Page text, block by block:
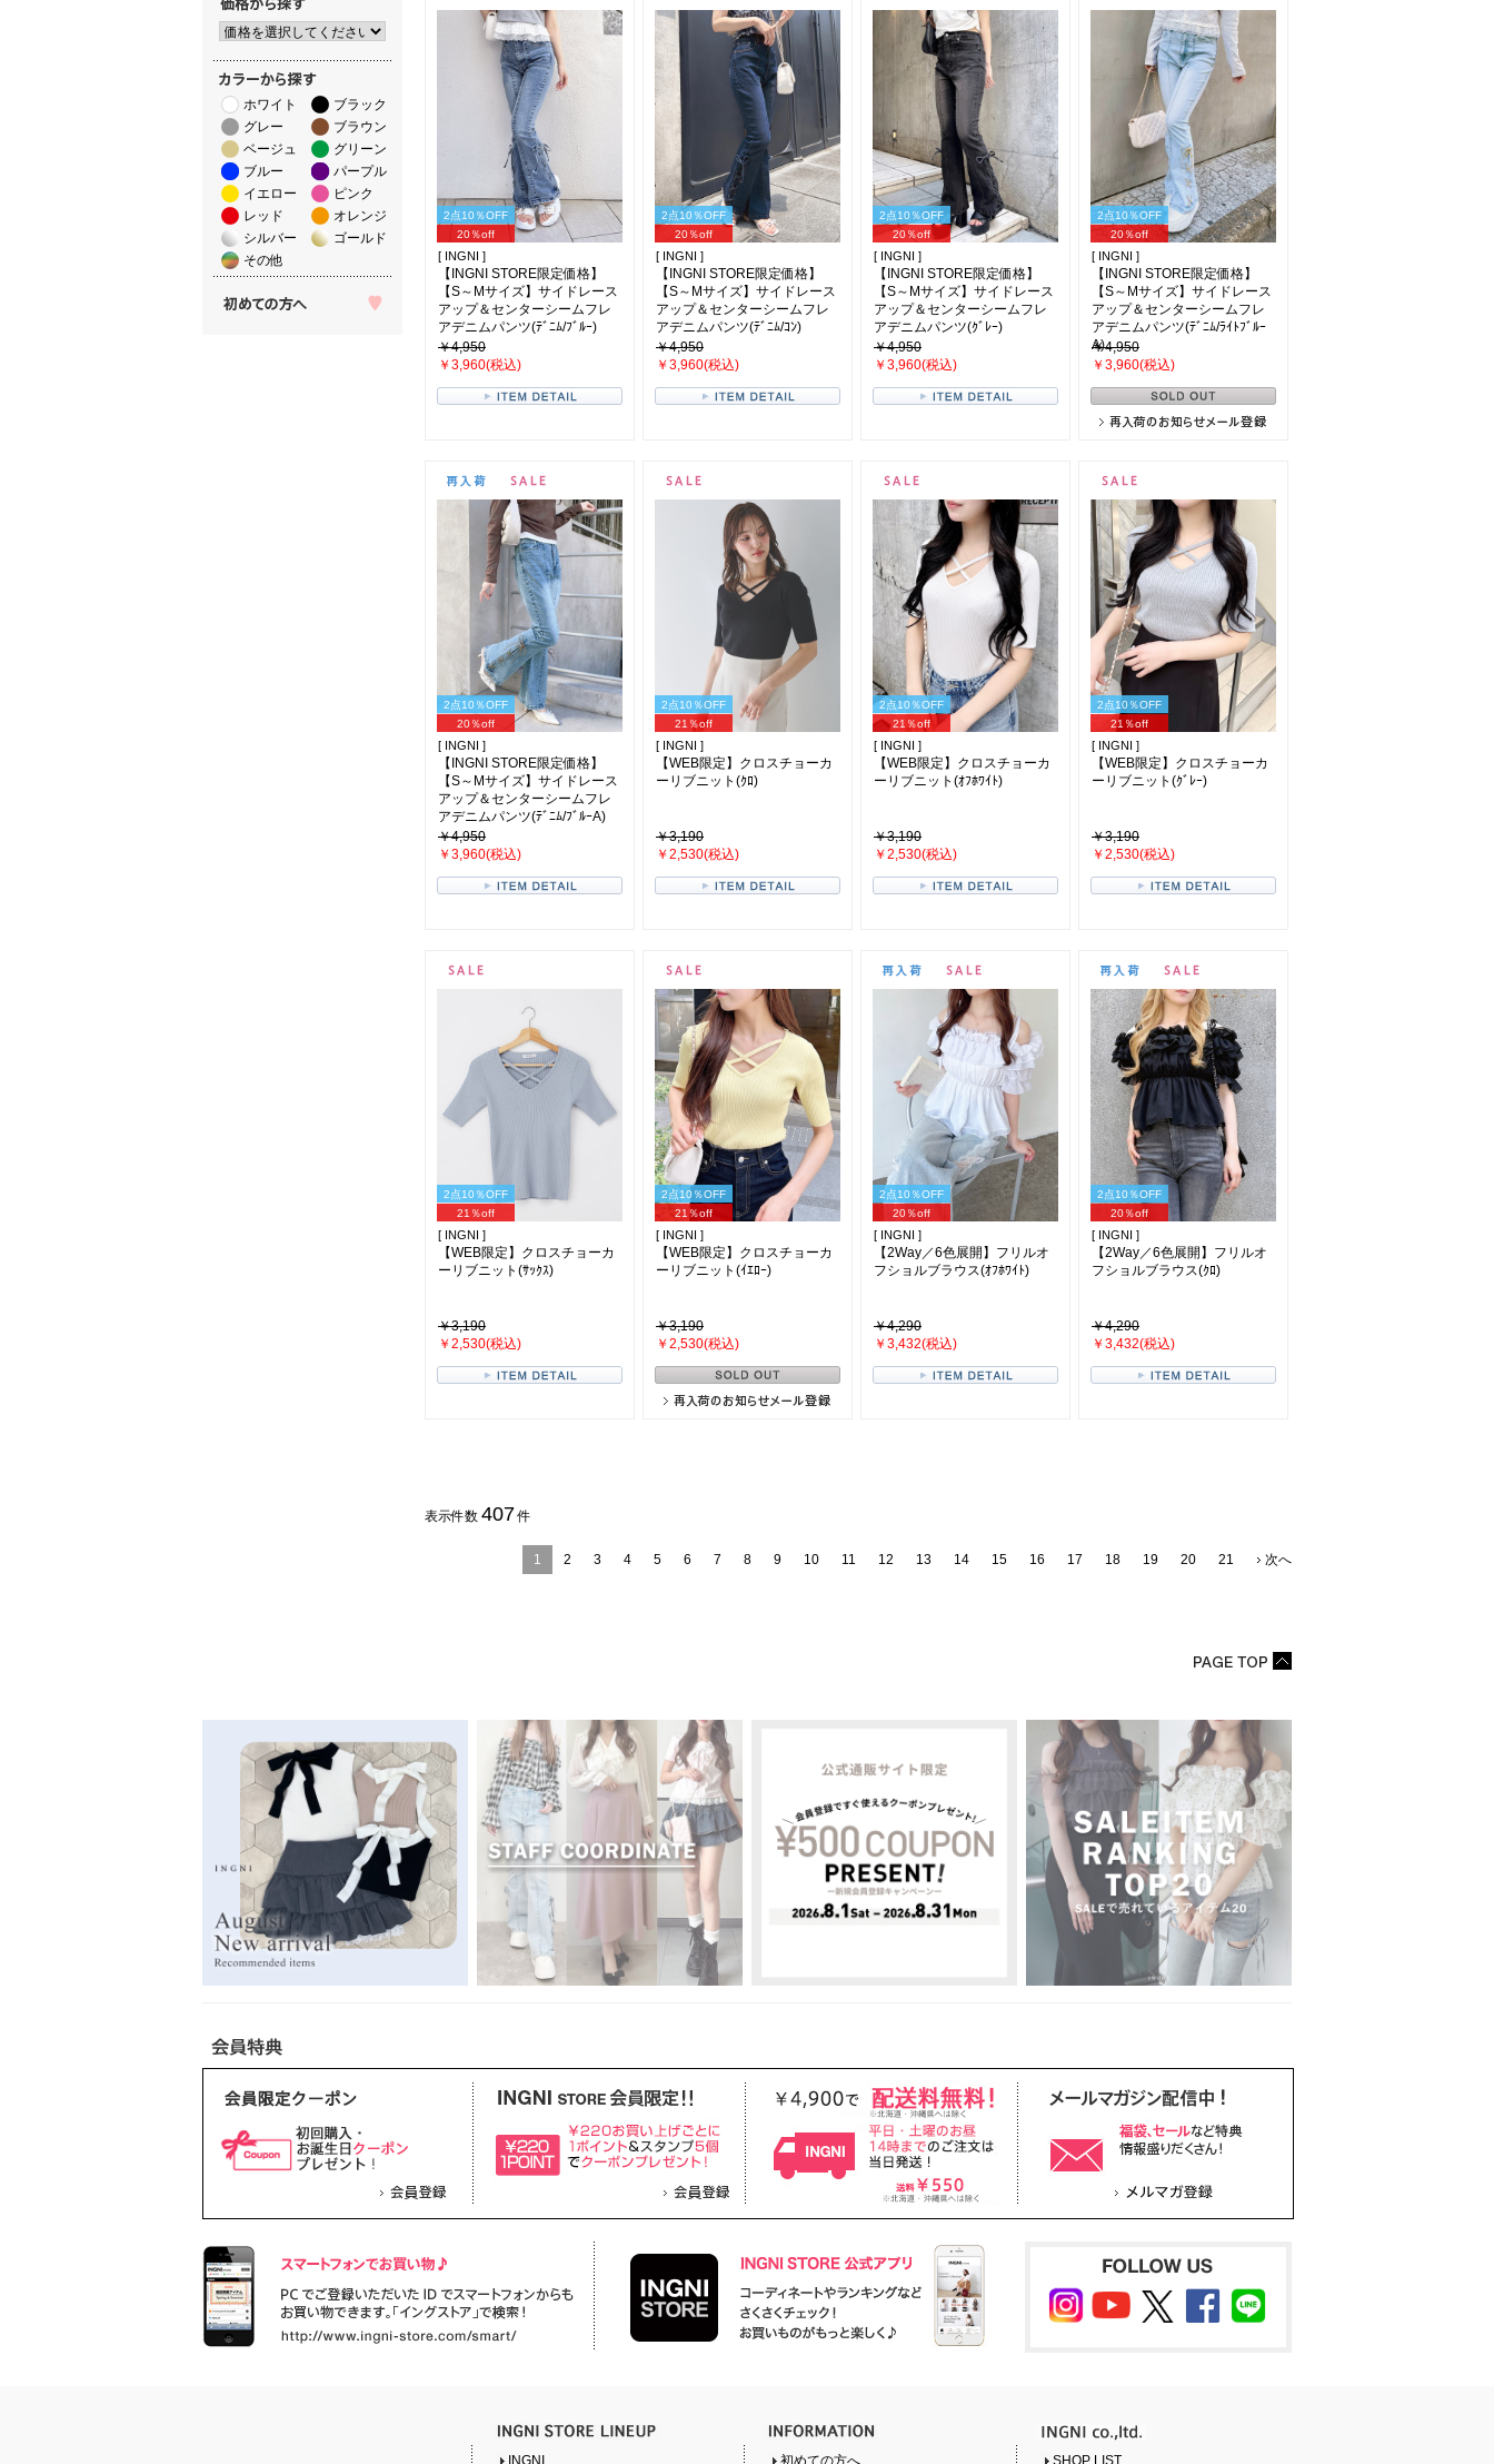
ホワイト
ブラック
グレー
ブラウン
ベージュ
グリーン
ブルー
パープル
イエロー
ピンク
レッド
オレンジ
シルバー
ゴールド
その他
2点10％OFF
20％off
[ INGNI ]
【INGNI STORE限定価格】
【S～Mサイズ】サイドレース
アップ＆センターシームフレ
アデニムパンツ(ﾃﾞﾆﾑ/ﾌﾞﾙｰ)
￥4,950
￥3,960(税込)
2点10％OFF
20％off
[ INGNI ]
【INGNI STORE限定価格】
【S～Mサイズ】サイドレース
アップ＆センターシームフレ
アデニムパンツ(ﾃﾞﾆﾑ/ｺﾝ)
￥4,950
￥3,960(税込)
2点10％OFF
20％off
[ INGNI ]
【INGNI STORE限定価格】
【S～Mサイズ】サイドレース
アップ＆センターシームフレ
アデニムパンツ(ｸﾞﾚｰ)
￥4,950
￥3,960(税込)
2点10％OFF
20％off
[ INGNI ]
【INGNI STORE限定価格】
【S～Mサイズ】サイドレース
アップ＆センターシームフレ
アデニムパンツ(ﾃﾞﾆﾑ/ﾗｲﾄﾌﾞﾙｰ
A)
￥4,950
￥3,960(税込)
2点10％OFF
20％off
[ INGNI ]
【INGNI STORE限定価格】
【S～Mサイズ】サイドレース
アップ＆センターシームフレ
アデニムパンツ(ﾃﾞﾆﾑ/ﾌﾞﾙｰA)
￥4,950
￥3,960(税込)
2点10％OFF
21％off
[ INGNI ]
【WEB限定】クロスチョーカ
ーリブニット(ｸﾛ)
￥3,190
￥2,530(税込)
2点10％OFF
21％off
[ INGNI ]
【WEB限定】クロスチョーカ
ーリブニット(ｵﾌﾎﾜｲﾄ)
￥3,190
￥2,530(税込)
2点10％OFF
21％off
[ INGNI ]
【WEB限定】クロスチョーカ
ーリブニット(ｸﾞﾚｰ)
￥3,190
￥2,530(税込)
2点10％OFF
21％off
[ INGNI ]
【WEB限定】クロスチョーカ
ーリブニット(ｻｯｸｽ)
￥3,190
￥2,530(税込)
2点10％OFF
21％off
[ INGNI ]
【WEB限定】クロスチョーカ
ーリブニット(ｲｴﾛｰ)
￥3,190
￥2,530(税込)
2点10％OFF
20％off
[ INGNI ]
【2Way／6色展開】フリルオ
フショルブラウス(ｵﾌﾎﾜｲﾄ)
￥4,290
￥3,432(税込)
2点10％OFF
20％off
[ INGNI ]
【2Way／6色展開】フリルオ
フショルブラウス(ｸﾛ)
￥4,290
￥3,432(税込)
表示件数 407 件
1 2 3 4 5 6 7 8 9 10 11 12 13 14 15 16 17 18 19 20 21 次へ
INGNI 初めての方へ SHOP LIST